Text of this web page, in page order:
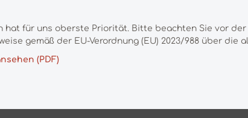
hat für uns oberste Priorität. Bitte beachten Sie vor
gemäß der EU-Verordnung (EU) 2023/988 über die
(PDF)